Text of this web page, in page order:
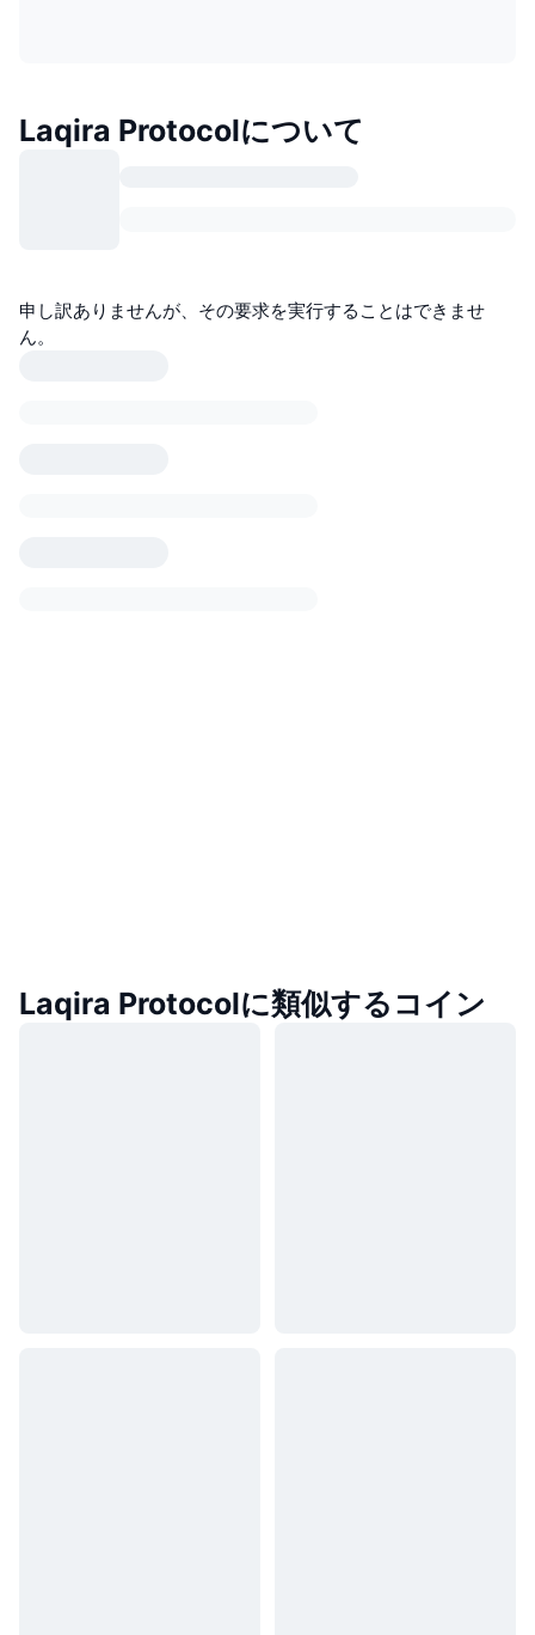
Laqira Protocolについて
申し訳ありませんが、その要求を実行することはできませ
ん。
Laqira Protocolに類似するコイン